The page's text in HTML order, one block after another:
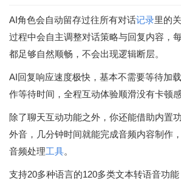
AI角色会自动留存过往所有对话记录里的
过程中会自主调整对话策略与回复内容，
都足够自然顺畅，不会出现逻辑断层。
AI回复响应速度极快，基本不需要等待加
作等待时间，全程互动体验顺滑没有卡顿感
除了聊天互动功能之外，你还能借助内置
外音，几分钟时间就能完成音频内容制作
音频处理工具。
支持20多种语言的120多类文本转语音功